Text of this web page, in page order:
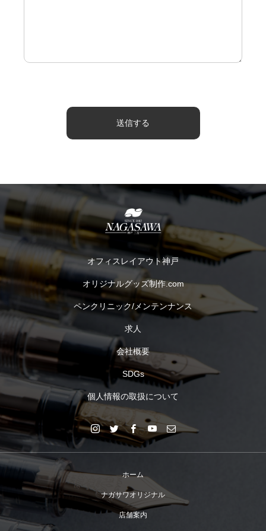
オフィスレイアウト神戸
オリジナルグッズ制作.com
ペンクリニック/メンテンナンス
求人
会社概要
SDGs
個人情報の取扱について
ホーム
ナガサワオリジナル
店舗案内